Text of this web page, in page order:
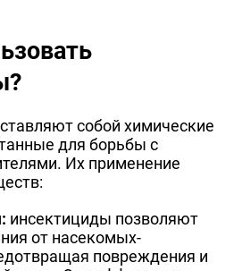
собой химические
для борьбы с
Их применение
инсектициды позволяют
от насекомых-
повреждения и